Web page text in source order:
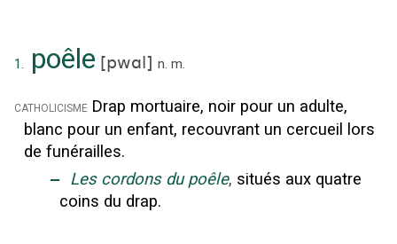
1. poêle [pwɑl ] n. m.
catholicisme Drap mortuaire, noir pour un adulte,
blanc pour un enfant, recouvrant un cercueil lors
de funérailles.
‒ Les cordons du poêle, situés aux quatre
coins du drap.